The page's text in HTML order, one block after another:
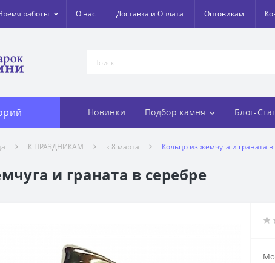
работы О нас Доставка и Оплата Оптовикам
Новинки Подбор камня Блог-
К ПРАЗДНИКАМ к 8 марта Кольцо из жемчуга и граната в
и граната в серебре